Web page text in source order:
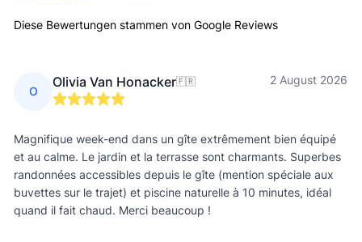
Diese Bewertungen stammen von Google Reviews
O
Olivia Van Honacker🇫🇷 2 August 2026
Magnifique week-end dans un gîte extrêmement bien équipé
et au calme. Le jardin et la terrasse sont charmants. Superbes
randonnées accessibles depuis le gîte (mention spéciale aux
buvettes sur le trajet) et piscine naturelle à 10 minutes, idéal
quand il fait chaud. Merci beaucoup !